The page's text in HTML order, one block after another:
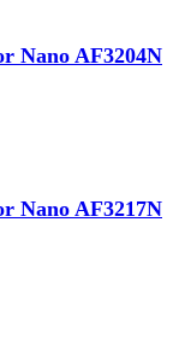
Nano AF3204N
Nano AF3217N